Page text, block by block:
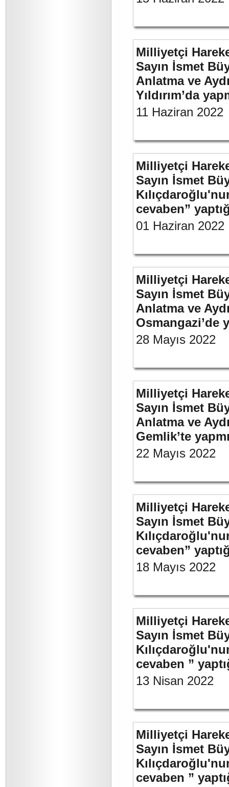
Milliyetçi
Sayın İsmet
Anlatma ve
Yıldırım’da
11 Haziran 2022
Milliyetçi
Sayın İsmet
cevaben”
01 Haziran 2022
Milliyetçi
Sayın İsmet
Anlatma ve
Osmangazi’de
28 Mayıs 2022
Milliyetçi
Sayın İsmet
Anlatma ve
Gemlik’te
22 Mayıs 2022
Milliyetçi
Sayın İsmet
cevaben”
18 Mayıs 2022
Milliyetçi
Sayın İsmet
cevaben ”
13 Nisan 2022
Milliyetçi
Sayın İsmet
cevaben ”